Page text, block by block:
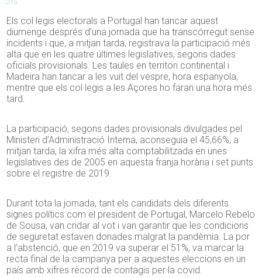
215
Els col·legis electorals a Portugal han tancar aquest
diumenge després d’una jornada que ha transcórregut sense
incidents i que, a mitjan tarda, registrava la participació més
alta que en les quatre últimes legislatives, segons dades
oficials provisionals. Les taules en territori continental i
Madeira han tancar a les vuit del vespre, hora espanyola,
mentre que els col·legis a les Açores ho faran una hora més
tard.
La participació, segons dades provisionals divulgades pel
Ministeri d’Administració Interna, aconseguia el 45,66%, a
mitjan tarda, la xifra més alta comptabilitzada en unes
legislatives des de 2005 en aquesta franja horària i set punts
sobre el registre de 2019.
Durant tota la jornada, tant els candidats dels diferents
signes polítics com el president de Portugal, Marcelo Rebelo
de Sousa, van cridar al vot i van garantir que les condicions
de seguretat estaven donades malgrat la pandèmia. La por
a l’abstenció, que en 2019 va superar el 51%, va marcar la
recta final de la campanya per a aquestes eleccions en un
país amb xifres rècord de contagis per la covid.